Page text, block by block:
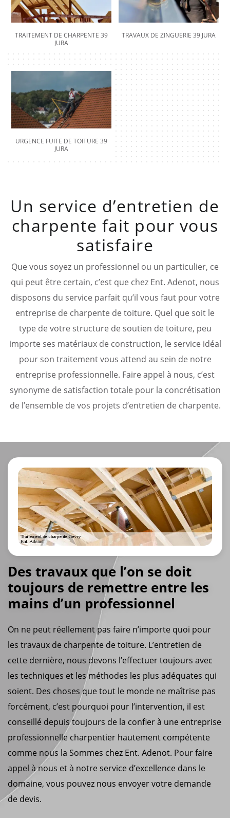
TRAITEMENT DE CHARPENTE 39
JURA
TRAVAUX DE ZINGUERIE 39 JURA
URGENCE FUITE DE TOITURE 39
JURA
Un service d’entretien de
charpente fait pour vous
satisfaire
Que vous soyez un professionnel ou un particulier, ce
qui peut être certain, c’est que chez Ent. Adenot, nous
disposons du service parfait qu’il vous faut pour votre
entreprise de charpente de toiture. Quel que soit le
type de votre structure de soutien de toiture, peu
importe ses matériaux de construction, le service idéal
pour son traitement vous attend au sein de notre
entreprise professionnelle. Faire appel à nous, c’est
synonyme de satisfaction totale pour la concrétisation
de l’ensemble de vos projets d’entretien de charpente.
Des travaux que l’on se doit
toujours de remettre entre les
mains d’un professionnel
On ne peut réellement pas faire n’importe quoi pour
les travaux de charpente de toiture. L’entretien de
cette dernière, nous devons l’effectuer toujours avec
les techniques et les méthodes les plus adéquates qui
soient. Des choses que tout le monde ne maîtrise pas
forcément, c’est pourquoi pour l’intervention, il est
conseillé depuis toujours de la confier à une entreprise
professionnelle charpentier hautement compétente
comme nous la Sommes chez Ent. Adenot. Pour faire
appel à nous et à notre service d’excellence dans le
domaine, vous pouvez nous envoyer votre demande
de devis.